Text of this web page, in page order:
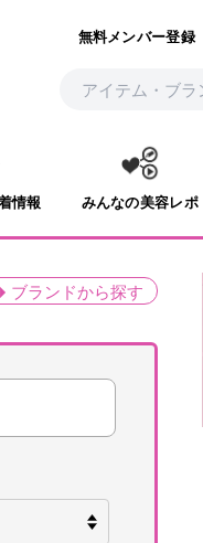
無料メンバー登録
情報 みんなの美容レポ
ブランドから探す